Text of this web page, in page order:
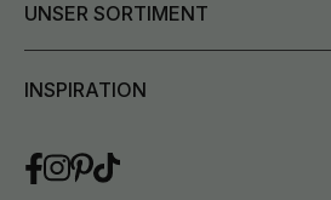
UNSER SORTIMENT
INSPIRATION